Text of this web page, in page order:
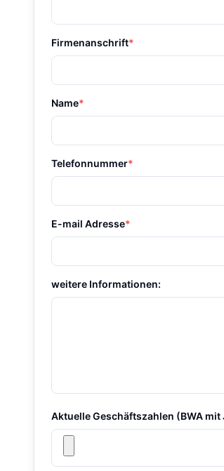
Firmenanschrift*
Name*
Telefonnummer*
E-mail Adresse*
weitere Informationen:
Aktuelle Geschäftszahlen (BWA